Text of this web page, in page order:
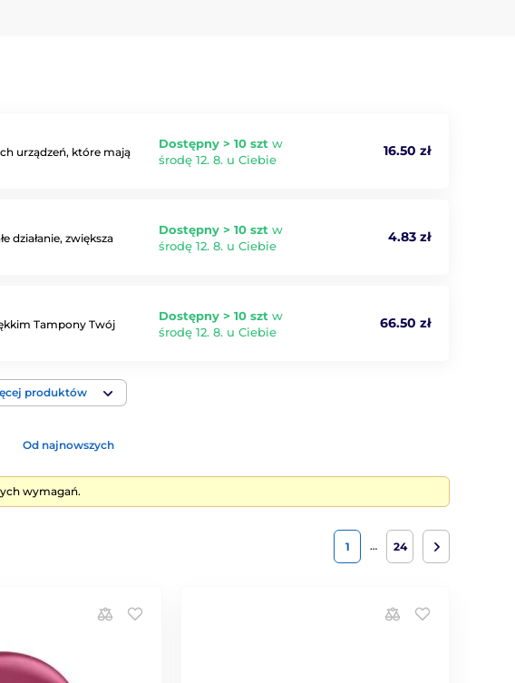
urządzeń, które mają
Dostępny > 10 szt w
środę 12. 8. u Ciebie
16.50 zł
działanie, zwiększa
Dostępny > 10 szt w
środę 12. 8. u Ciebie
4.83 zł
Tampony Twój
Dostępny > 10 szt w
środę 12. 8. u Ciebie
66.50 zł
produktów
Od najnowszych
wymagań.
1 … 24